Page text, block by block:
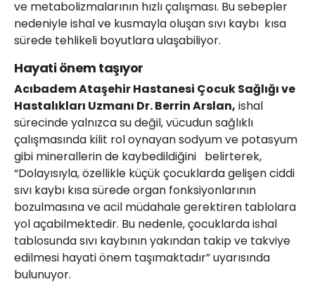
ve metabolizmalarının hızlı çalışması. Bu sebepler
nedeniyle ishal ve kusmayla oluşan sıvı kaybı kısa
sürede tehlikeli boyutlara ulaşabiliyor.
Hayati önem taşıyor
Acıbadem Ataşehir Hastanesi Çocuk Sağlığı ve
Hastalıkları Uzmanı Dr. Berrin Arslan, ishal
sürecinde yalnızca su değil, vücudun sağlıklı
çalışmasında kilit rol oynayan sodyum ve potasyum
gibi minerallerin de kaybedildiğini belirterek,
“Dolayısıyla, özellikle küçük çocuklarda gelişen ciddi
sıvı kaybı kısa sürede organ fonksiyonlarının
bozulmasına ve acil müdahale gerektiren tablolara
yol açabilmektedir. Bu nedenle, çocuklarda ishal
tablosunda sıvı kaybının yakından takip ve takviye
edilmesi hayati önem taşımaktadır” uyarısında
bulunuyor.